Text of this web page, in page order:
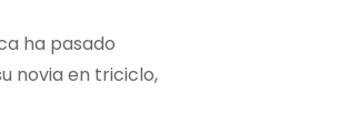
ha pasado
novia en triciclo,